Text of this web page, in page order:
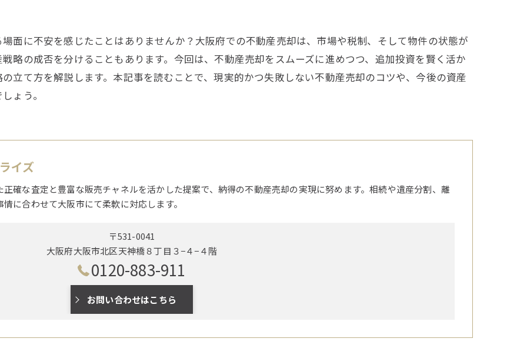
面に不安を感じたことはありませんか？大阪府での不動産売却は、市場や税制、そして物件の状態が
略の成否を分けることもあります。今回は、不動産売却をスムーズに進めつつ、追加投資を賢く活か
立て方を解説します。本記事を読むことで、現実的かつ失敗しない不動産売却のコツや、今後の資産
ょう。
イズ
正確な査定と豊富な販売チャネルを活かした提案で、納得の不動産売却の実現に努めます。相続や遺産分割、離
に合わせて大阪市にて柔軟に対応します。
〒531-0041
大阪府大阪市北区天神橋８丁目３−４−４階
0120-883-911
お問い合わせはこちら